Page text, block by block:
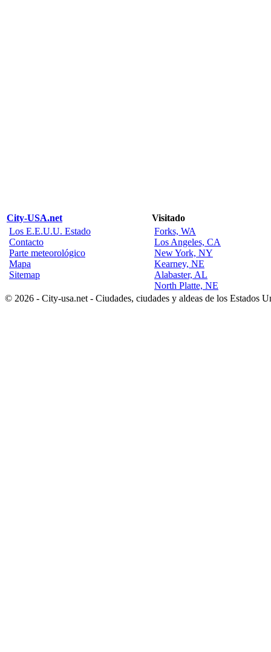
City-USA.net
Visitado
Los E.E.U.U. Estado
Contacto
Parte meteorológico
Mapa
Sitemap
Forks, WA
Los Angeles, CA
New York, NY
Kearney, NE
Alabaster, AL
North Platte, NE
© 2026 - City-usa.net - Ciudades, ciudades y aldeas de los Estados